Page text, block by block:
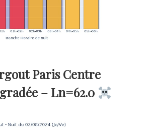
Paris Centre
– Ln=62.0